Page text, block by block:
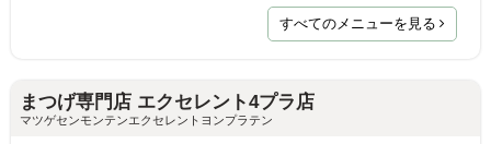
すべてのメニューを見る
まつげ専門店 エクセレント4プラ店
マツゲセンモンテンエクセレントヨンプラテン